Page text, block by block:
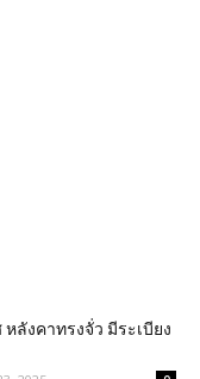
ลังคาทรงจั่ว มีระเบียง